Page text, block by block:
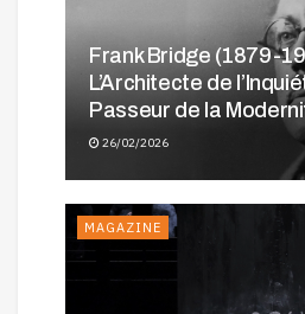
Frank Bridge (1879-
L’Architecte de
Passeur de la
26/02/2026
MAGAZINE